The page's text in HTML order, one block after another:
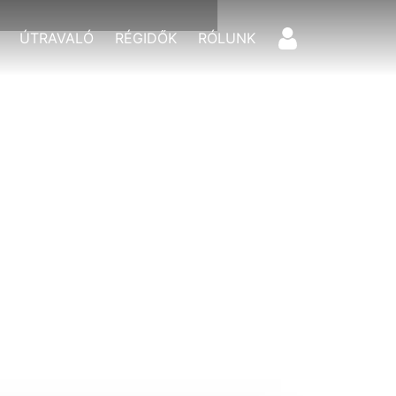
ÚTRAVALÓ RÉGIDŐK RÓLUNK